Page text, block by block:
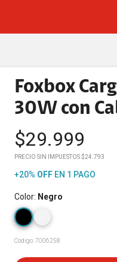
Foxbox
30W con
$29.999
PRECIO SIN IMPUESTOS $24.793
+20% OFFEN 1 PAGO
Color: Negro
Código:7006258